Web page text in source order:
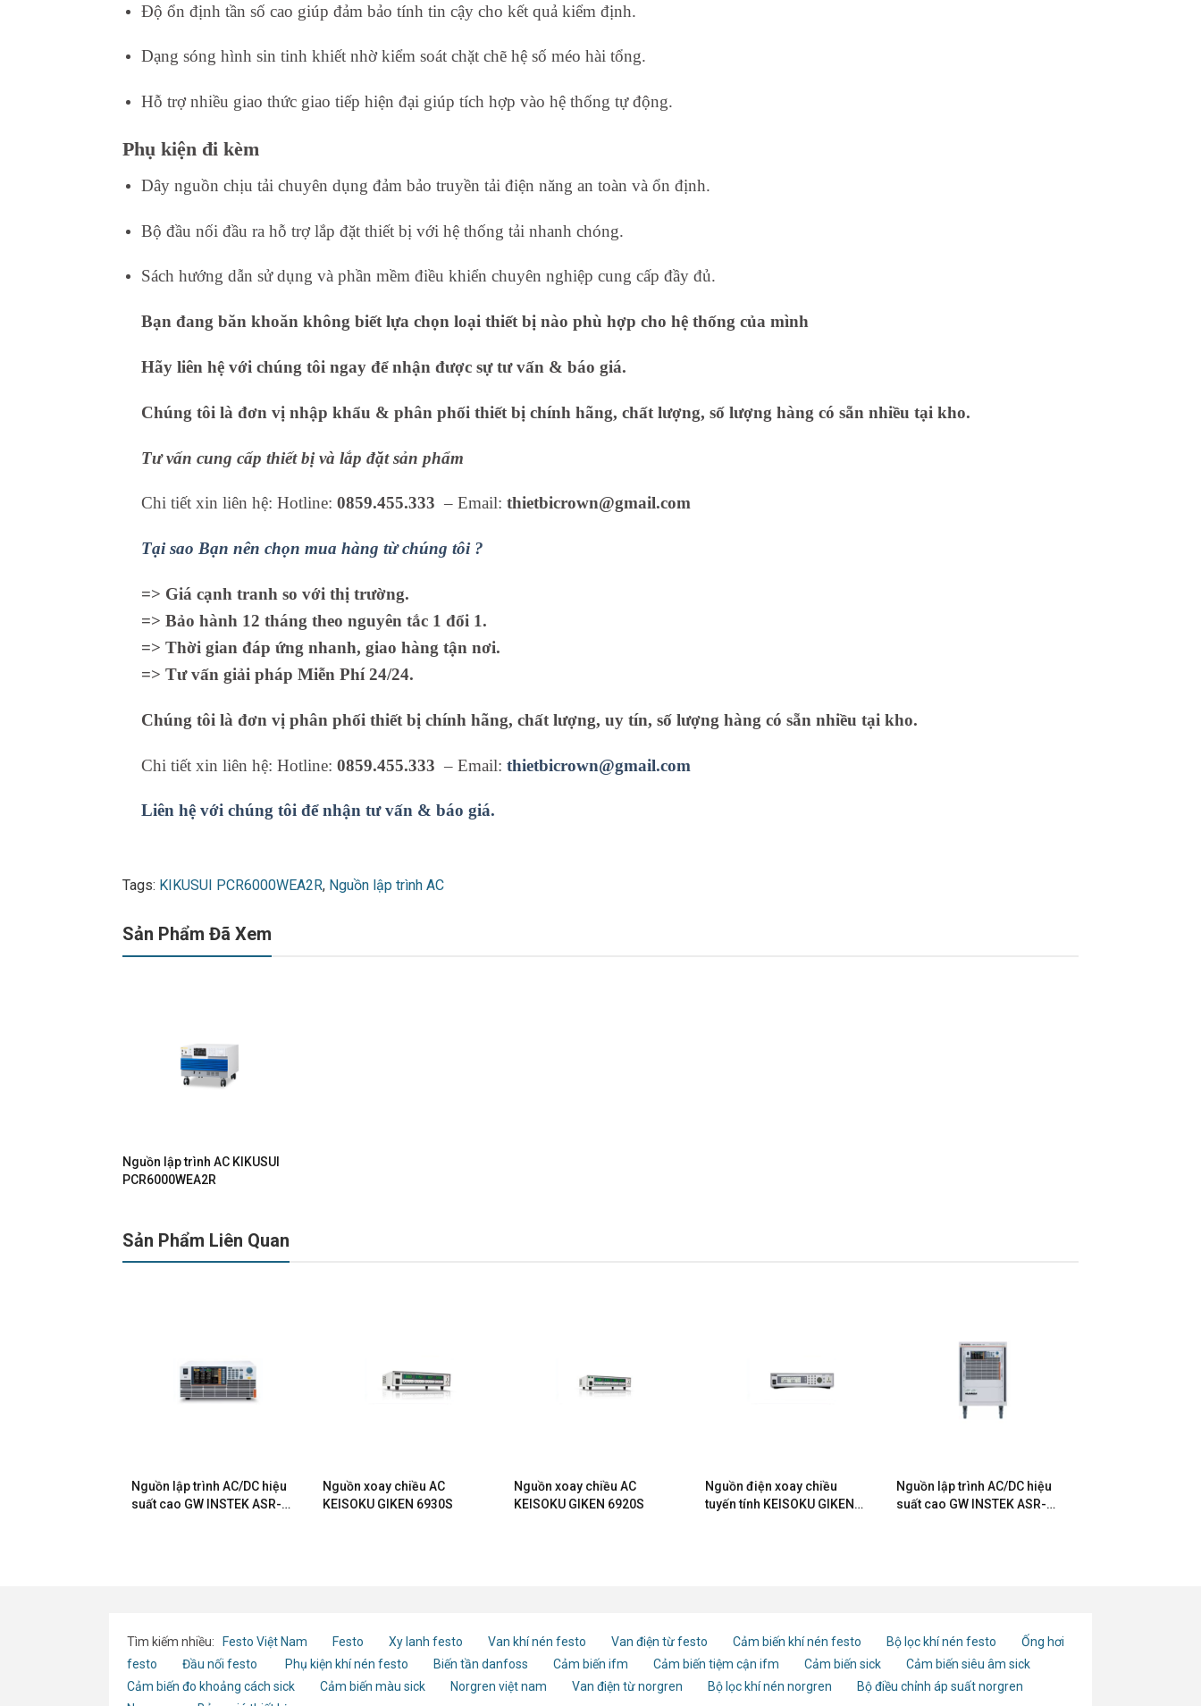
Độ ổn định tần số cao giúp đảm bảo tính tin cậy cho kết quả kiểm định.
Dạng sóng hình sin tinh khiết nhờ kiểm soát chặt chẽ hệ số méo hài tổng.
Hỗ trợ nhiều giao thức giao tiếp hiện đại giúp tích hợp vào hệ thống tự động.
Phụ kiện đi kèm
Dây nguồn chịu tải chuyên dụng đảm bảo truyền tải điện năng an toàn và ổn định.
Bộ đầu nối đầu ra hỗ trợ lắp đặt thiết bị với hệ thống tải nhanh chóng.
Sách hướng dẫn sử dụng và phần mềm điều khiển chuyên nghiệp cung cấp đầy đủ.
Bạn đang băn khoăn không biết lựa chọn loại thiết bị nào phù hợp cho hệ thống của mình
Hãy liên hệ với chúng tôi ngay để nhận được sự tư vấn & báo giá.
Chúng tôi là đơn vị nhập khẩu & phân phối thiết bị chính hãng, chất lượng, số lượng hàng có sẵn nhiều tại kho.
Tư vấn cung cấp thiết bị và lắp đặt sản phẩm
Chi tiết xin liên hệ: Hotline: 0859.455.333 – Email: thietbicrown@gmail.com
Tại sao Bạn nên chọn mua hàng từ chúng tôi ?
=> Giá cạnh tranh so với thị trường.
=> Bảo hành 12 tháng theo nguyên tắc 1 đổi 1.
=> Thời gian đáp ứng nhanh, giao hàng tận nơi.
=> Tư vấn giải pháp Miễn Phí 24/24.
Chúng tôi là đơn vị phân phối thiết bị chính hãng, chất lượng, uy tín, số lượng hàng có sẵn nhiều tại kho.
Chi tiết xin liên hệ: Hotline: 0859.455.333 – Email: thietbicrown@gmail.com
Liên hệ với chúng tôi để nhận tư vấn & báo giá.
Tags: KIKUSUI PCR6000WEA2R, Nguồn lập trình AC
Sản Phẩm Đã Xem
Nguồn lập trình AC KIKUSUI
PCR6000WEA2R
Sản Phẩm Liên Quan
Nguồn lập trình AC/DC hiệu
suất cao GW INSTEK ASR-
Nguồn xoay chiều AC
KEISOKU GIKEN 6930S
Nguồn xoay chiều AC
KEISOKU GIKEN 6920S
Nguồn điện xoay chiều
tuyến tính KEISOKU GIKEN
Nguồn lập trình AC/DC hiệu
suất cao GW INSTEK ASR-
Tìm kiếm nhiều: Festo Việt Nam Festo Xy lanh festo Van khí nén festo Van điện từ festo Cảm biến khí nén festo Bộ lọc khí nén festo
Ống hơi
festo
Đầu nối festo Phụ kiện khí nén festo Biến tần danfoss Cảm biến ifm Cảm biến tiệm cận ifm Cảm biến sick
Cảm biến siêu âm sick
Cảm biến đo khoảng cách sick
Cảm biến màu sick Norgren việt nam Van điện từ norgren Bộ lọc khí nén norgren
Bộ điều chỉnh áp suất norgren